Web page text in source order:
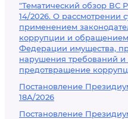
"Тематический обзор ВС
14/2026. О рассмотрении
применением
коррупции и
Федерации имущества,
нарушения требований и
предотвращение
Постановление
18А/2026
Постановление